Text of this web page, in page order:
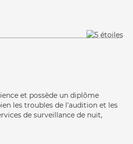
et possède un diplôme
les troubles de l'audition et les
de surveillance de nuit,